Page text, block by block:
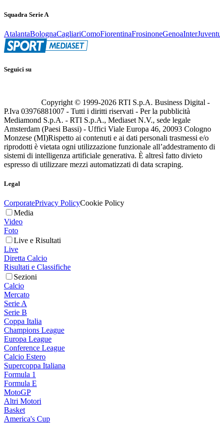
Squadra Serie A
AtalantaBolognaCagliariComoFiorentinaFrosinoneGenoaInter
Seguici su
Copyright © 1999-2026 RTI S.p.A. Business Digital -
P.Iva 03976881007 - Tutti i diritti riservati - Per la pubblicità
Mediamond S.p.A. - RTI S.p.A., Mediaset N.V., sede legale
Amsterdam (Paesi Bassi) - Uffici Viale Europa 46, 20093 Cologno
Monzese (MI)Rispetto ai contenuti e ai dati personali trasmessi e/o
riprodotti è vietata ogni utilizzazione funzionale all’addestramento di
sistemi di intelligenza artificiale generativa. È altresì fatto divieto
espresso di utilizzare mezzi automatizzati di data scraping.
Legal
CorporatePrivacy PolicyCookie Policy
Media
Video
Foto
Live e Risultati
Live
Diretta Calcio
Risultati e Classifiche
Sezioni
Calcio
Mercato
Serie A
Serie B
Coppa Italia
Champions League
Europa League
Conference League
Calcio Estero
Supercoppa Italiana
Formula 1
Formula E
MotoGP
Altri Motori
Basket
America's Cup